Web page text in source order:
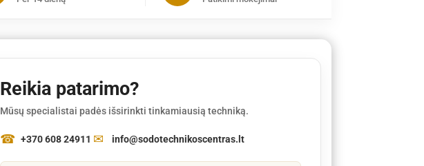
Reikia patarimo?
Mūsų specialistai padės išsirinkti tinkamiausią techniką.
+370 608 24911 info@sodotechnikoscentras.lt